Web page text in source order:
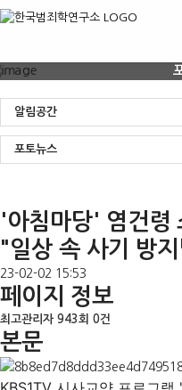
알림공간
포토뉴스
'아침마당' 염건령
"일상 속 사기 방
23-02-02 15:53
페이지 정보
최고관리자 943회 0건
본문